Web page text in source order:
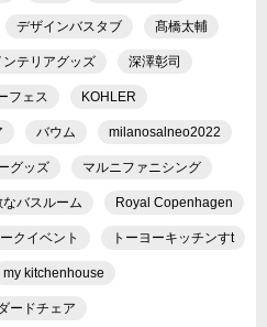
デザインバスタブ 髙橋太輔
ンテリアグッズ 深澤彰司
フェス KOHLER
バウム milanosalneo2022
グッズ マルニファニシング
なバスルーム Royal Copenhagen
ークイベント トーヨーキッチンすt
my kitchenhouse
ードチェア